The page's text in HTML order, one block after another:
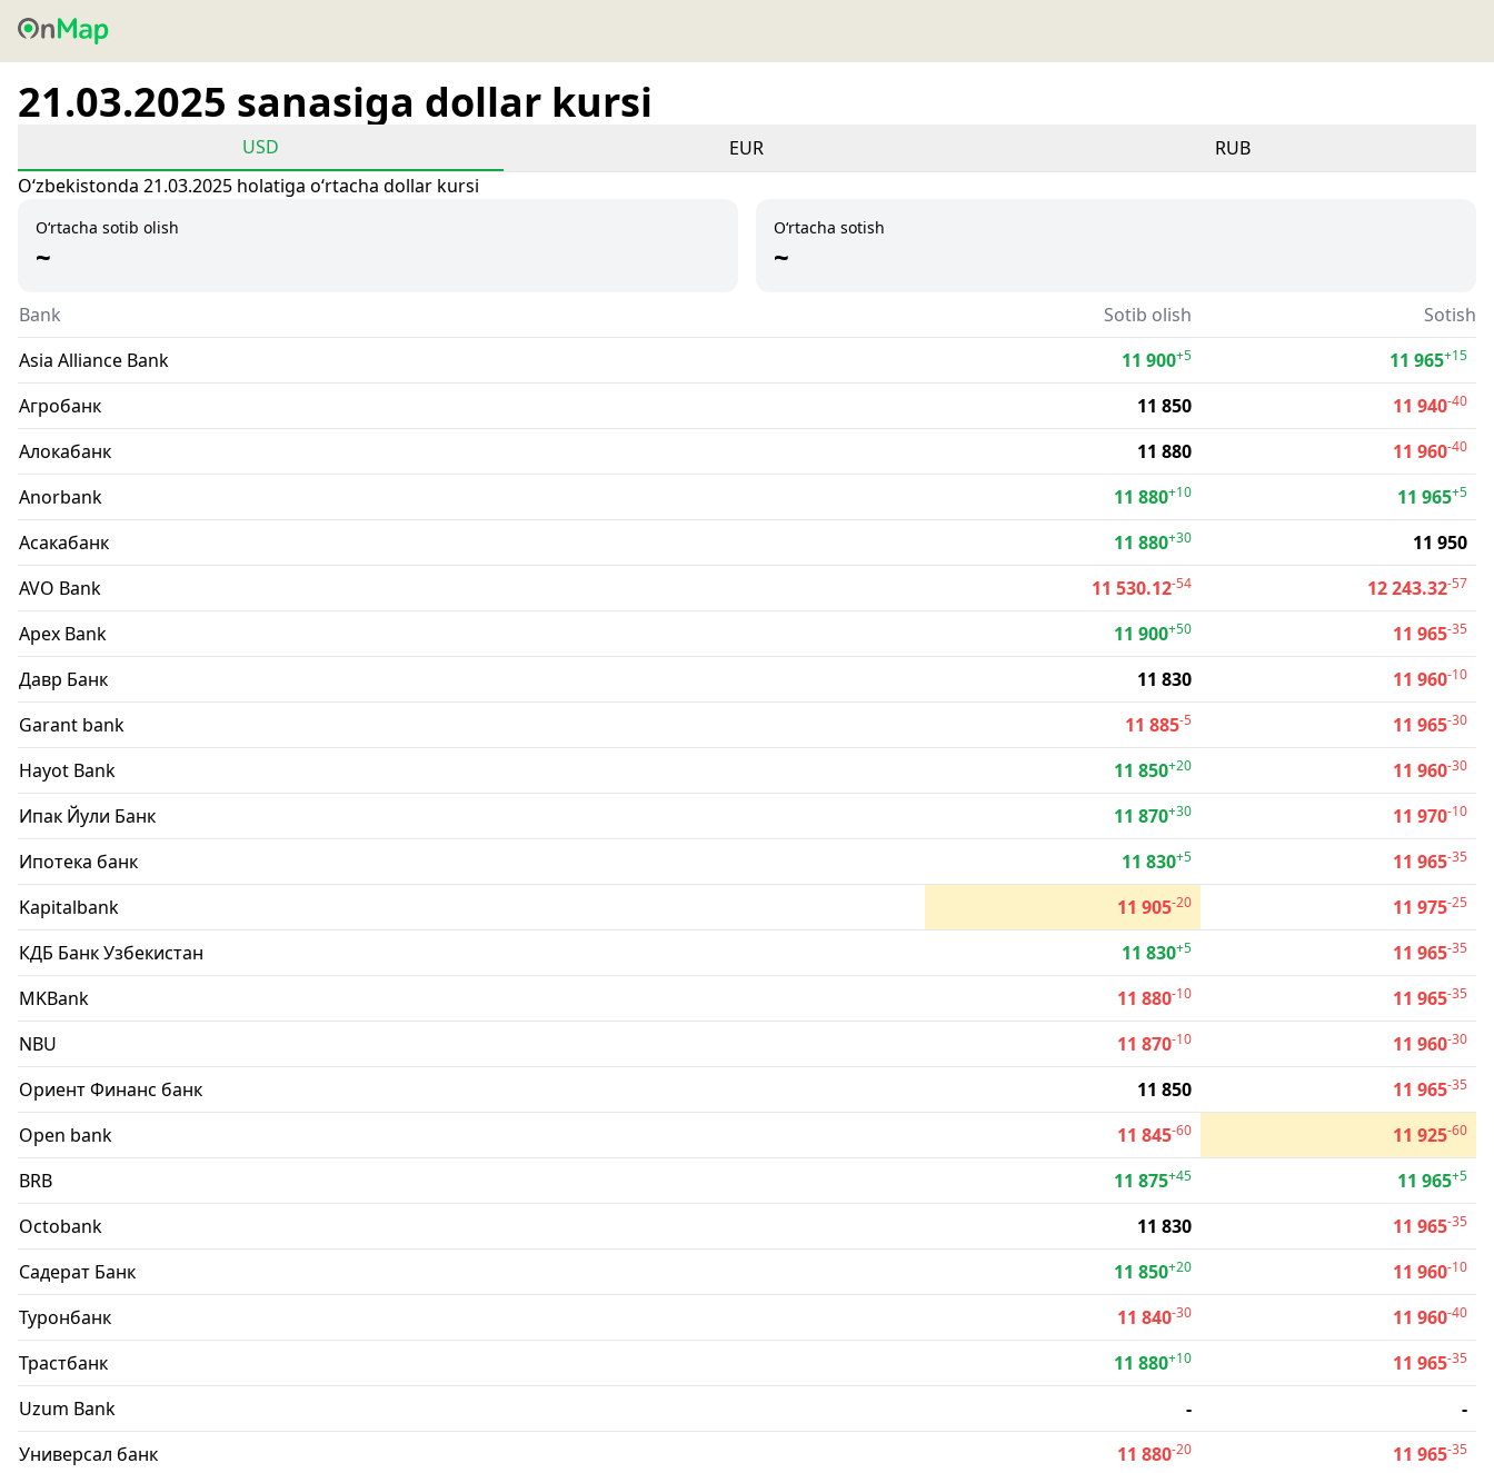
21.03.2025 sanasiga dollar kursi
USD EUR
RUB
Oʻzbekistonda 21.03.2025 holatiga oʻrtacha dollar kursi
O‘rtacha sotib olish
~
O‘rtacha sotish
~
Bank Sotib olish
Sotish
Asia Alliance Bank
11 900+5 11 965+15
Агробанк 11 850 11 940-40
Алокабанк 11 880 11 960-40
Anorbank 11 880+10 11 965+5
Асакабанк 11 880+30
11 950
AVO Bank
11 530.12-54 12 243.32-57
Apex Bank 11 900+50 11 965-35
Давр Банк 11 830 11 960-10
Garant bank 11 885-5 11 965-30
Hayot Bank 11 850+20 11 960-30
Ипак Йули Банк 11 870+30 11 970-10
Ипотека банк 11 830+5 11 965-35
Kapitalbank 11 905-20 11 975-25
КДБ Банк Узбекистан 11 830+5 11 965-35
MKBank 11 880-10 11 965-35
NBU 11 870-10 11 960-30
Ориент Финанс банк 11 850 11 965-35
Open bank 11 845-60 11 925-60
BRB 11 875+45 11 965+5
Octobank 11 830 11 965-35
Садерат Банк 11 850+20 11 960-10
Туронбанк 11 840-30 11 960-40
Трастбанк 11 880+10 11 965-35
Uzum Bank -
-
Универсал банк
11 880-20 11 965-35